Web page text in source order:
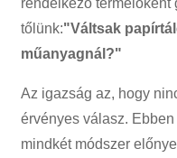
rendelkező termelőként
tőlünk:"Váltsak
műanyagnál?"
Az igazság az, hogy
érvényes válasz.
mindkét módszer